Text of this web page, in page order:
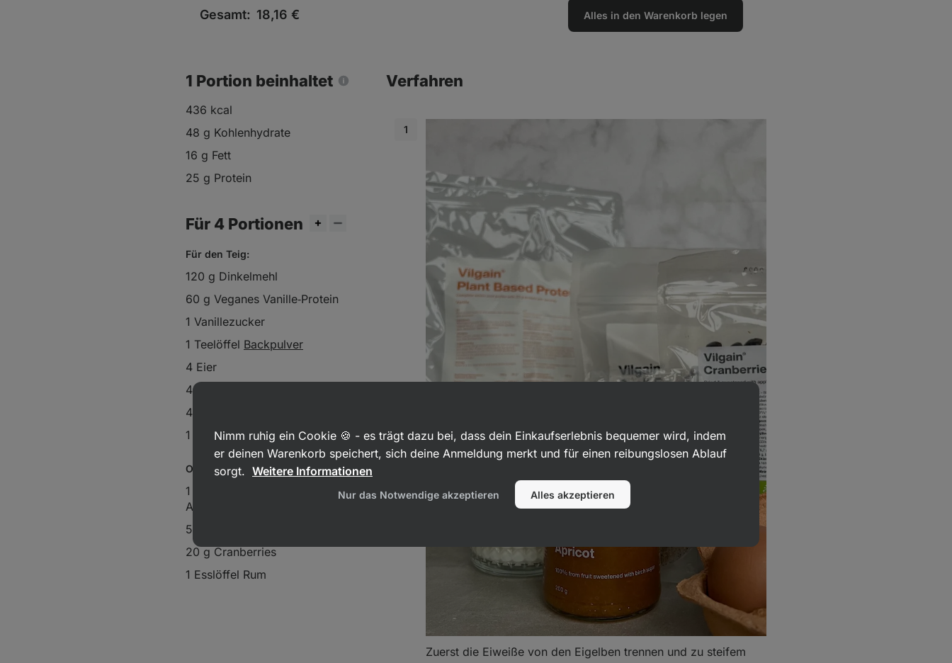
Gesamt: 18,16 € Alles in den Warenkorb legen
1 Portion beinhaltet
436 kcal
48 g Kohlenhydrate
16 g Fett
25 g Protein
Für 4 Portionen
Für den Teig:
120 g Dinkelmehl
60 g Veganes Vanille‑Protein
1 Vanillezucker
1 Teelöffel Backpulver
4 Eier
400 ml Milch
40 g
1 PriseSalz
Oben drauf:
1 Esslöffel Vilgain
Aprikosenmarmeladen
5 g
20 g Cranberries
1 Esslöffel Rum
Verfahren
Zuerst die Eiweiße von den Eigelben trennen und zu steifem
Nimm ruhig ein Cookie 🍪 - es trägt dazu bei, dass dein Einkaufserlebnis bequemer wird, indem
er deinen Warenkorb speichert, sich deine Anmeldung merkt und für einen reibungslosen Ablauf
sorgt. Weitere Informationen
Nur das Notwendige akzeptieren Alles akzeptieren